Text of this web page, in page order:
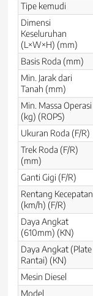
Tipe kemudi
Dimensi
Keseluruhan
(L×W×H) (mm)
Basis Roda (mm)
Min. Jarak dari
Tanah (mm)
Min. Massa Operasi
(kg) (ROPS)
Ukuran Roda (F/R)
Trek Roda (F/R)
(mm)
Ganti Gigi (F/R)
Rentang Kecepatan
(km/h) (F/R)
Daya Angkat
(610mm) (KN)
Daya Angkat (Plate
Rantai) (KN)
Mesin Diesel
Model